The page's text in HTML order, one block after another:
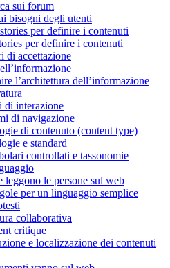
sui forum
bisogni degli utenti
per definire i contenuti
per definire i contenuti
di accettazione
l’architettura dell’informazione
di interazione
di navigazione
di contenuto (content type)
e standard
controllati e tassonomie
leggono le persone sul web
per un linguaggio semplice
collaborativa
critique
e localizzazione dei contenuti